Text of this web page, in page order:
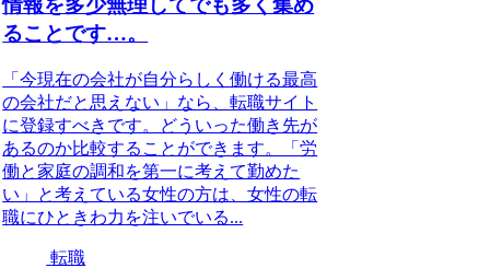
情報を多少無理してでも多く集め
ることです…。
「今現在の会社が自分らしく働ける最高
の会社だと思えない」なら、転職サイト
に登録すべきです。どういった働き先が
あるのか比較することができます。「労
働と家庭の調和を第一に考えて勤めた
い」と考えている女性の方は、女性の転
職にひときわ力を注いでいる...
転職